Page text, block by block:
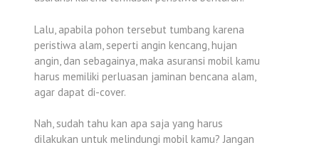
Lalu, apabila pohon tersebut tumbang karena
peristiwa alam, seperti angin kencang, hujan
angin, dan sebagainya, maka asuransi mobil kamu
harus memiliki perluasan jaminan bencana alam,
agar dapat di-cover.
Nah, sudah tahu kan apa saja yang harus
dilakukan untuk melindungi mobil kamu? Jangan